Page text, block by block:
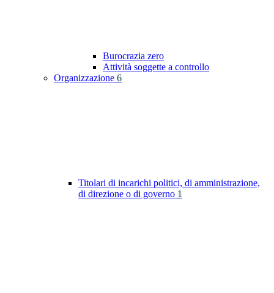
Burocrazia zero
Attività soggette a controllo
Organizzazione 6
Titolari di incarichi politici, di amministrazione,
di direzione o di governo 1